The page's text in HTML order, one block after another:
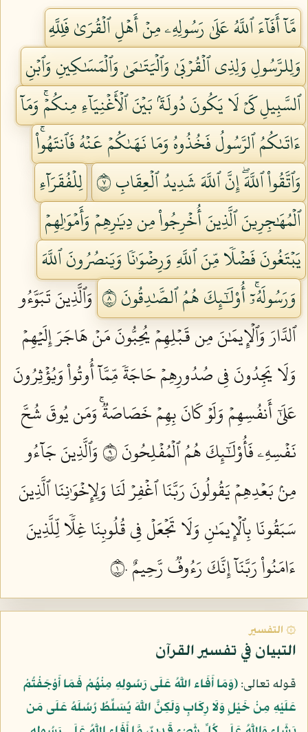
مَّآ أَفَآءَ ٱللَّهُ عَلَىٰ رَسُولِهِۦ مِنۡ أَهۡلِ ٱلۡقُرَىٰ فَلِلَّهِ
وَلِلرَّسُولِ وَلِذِي ٱلۡقُرۡبَىٰ وَٱلۡيَتَٰمَىٰ وَٱلۡمَسَٰكِينِ وَٱبۡنِ
ٱلسَّبِيلِ كَيۡ لَا يَكُونَ دُولَةَۢ بَيۡنَ ٱلۡأَغۡنِيَآءِ مِنكُمۡۚ وَمَآ
ءَاتَىٰكُمُ ٱلرَّسُولُ فَخُذُوهُ وَمَا نَهَىٰكُمۡ عَنۡهُ فَٱنتَهُواْۚ
وَٱتَّقُواْ ٱللَّهَۖ إِنَّ ٱللَّهَ شَدِيدُ ٱلۡعِقَابِ ٧
لِلۡفُقَرَآءِ
ٱلۡمُهَٰجِرِينَ ٱلَّذِينَ أُخۡرِجُواْ مِن دِيَٰرِهِمۡ وَأَمۡوَٰلِهِمۡ
يَبۡتَغُونَ فَضۡلٗا مِّنَ ٱللَّهِ وَرِضۡوَٰنٗا وَيَنصُرُونَ ٱللَّهَ
وَرَسُولَهُۥٓۚ أُوْلَٰٓئِكَ هُمُ ٱلصَّٰدِقُونَ ٨
وَٱلَّذِينَ تَبَوَّءُو
ٱلدَّارَ وَٱلۡإِيمَٰنَ مِن قَبۡلِهِمۡ يُحِبُّونَ مَنۡ هَاجَرَ إِلَيۡهِمۡ
وَلَا يَجِدُونَ فِي صُدُورِهِمۡ حَاجَةٗ مِّمَّآ أُوتُواْ وَيُؤۡثِرُونَ
عَلَىٰٓ أَنفُسِهِمۡ وَلَوۡ كَانَ بِهِمۡ خَصَاصَةٞۚ وَمَن يُوقَ شُحَّ
نَفۡسِهِۦ فَأُوْلَٰٓئِكَ هُمُ ٱلۡمُفۡلِحُونَ ٩
وَٱلَّذِينَ جَآءُو
مِنۢ بَعۡدِهِمۡ يَقُولُونَ رَبَّنَا ٱغۡفِرۡ لَنَا وَلِإِخۡوَٰنِنَا ٱلَّذِينَ
سَبَقُونَا بِٱلۡإِيمَٰنِ وَلَا تَجۡعَلۡ فِي قُلُوبِنَا غِلّٗا لِّلَّذِينَ
ءَامَنُواْ رَبَّنَآ إِنَّكَ رَءُوفٞ رَّحِيمٌ ١٠
۞ التفسير
التبيان في تفسير القرآن
قوله تعالى:﴿وَمَا أَفَاء اللَّهُ عَلَى رَسُولِهِ مِنْهُمْ فَمَا أَوْجَفْتُمْ
عَلَيْهِ مِنْ خَيْلٍ وَلَا رِكَابٍ وَلَكِنَّ اللَّهَ يُسَلِّطُ رُسُلَهُ عَلَى مَن